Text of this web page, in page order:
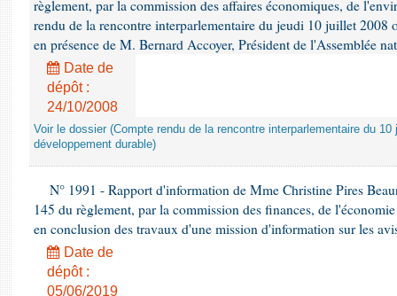
règlement, par la commission des affaires économiques, de
rendu de la rencontre interparlementaire du jeudi 10 juillet 2008
en présence de M. Bernard Accoyer, Président de l'Assemblée
Date de
dépôt :
24/10/2008
Voir le dossier (Compte rendu de la rencontre interparlementaire du
développement durable)
N° 1991 - Rapport d'information de Mme Christine Pires
145 du règlement, par la commission des finances, de
en conclusion des travaux d'une mission d'information sur les
Date de
dépôt :
05/06/2019